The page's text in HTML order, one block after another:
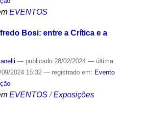
EVENTOS
Bosi: entre a Crítica e a
— publicado28/02/2024 — última
2024 15:32 — registrado em: Evento
EVENTOS /Exposições